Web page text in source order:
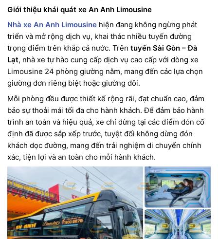
Giới thiệu khái quát xe An Anh Limousine
Nhà xe An Anh Limousine hiện đang không ngừng phát
triển và mở rộng dịch vụ, khai thác nhiều tuyến đường
trọng điểm trên khắp cả nước. Trên tuyến Sài Gòn – Đà
Lạt, nhà xe tự hào cung cấp dịch vụ cao cấp với dòng xe
Limousine 24 phòng giường nằm, mang đến các lựa chọn
giường đơn riêng biệt hoặc giường đôi.
Mỗi phòng đều được thiết kế rộng rãi, đạt chuẩn cao, đảm
bảo sự thoải mái tối đa cho hành khách. Để đảm bảo hành
trình an toàn và hiệu quả, xe chỉ dừng tại các điểm đón cố
định đã được sắp xếp trước, tuyệt đối không dừng đón
khách dọc đường, mang đến trải nghiệm di chuyển chính
xác, tiện lợi và an toàn cho mỗi hành khách.